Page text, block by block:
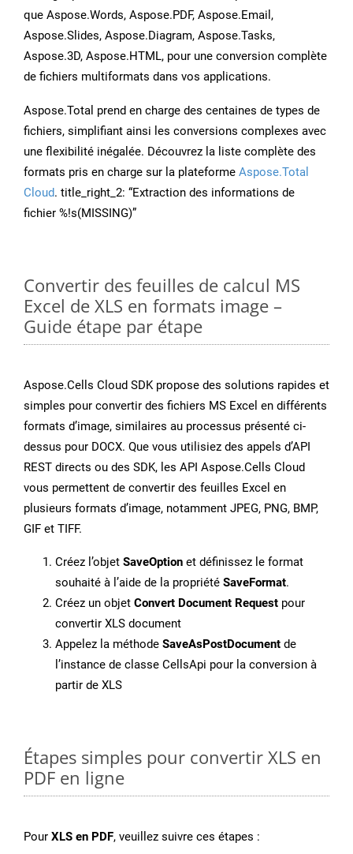
que Aspose.Words, Aspose.PDF, Aspose.Email,
Aspose.Slides, Aspose.Diagram, Aspose.Tasks,
Aspose.3D, Aspose.HTML, pour une conversion complète
de fichiers multiformats dans vos applications.
Aspose.Total prend en charge des centaines de types de
fichiers, simplifiant ainsi les conversions complexes avec
une flexibilité inégalée. Découvrez la liste complète des
formats pris en charge sur la plateforme Aspose.Total
Cloud. title_right_2: “Extraction des informations de
fichier %!s(MISSING)”
Convertir des feuilles de calcul MS
Excel de XLS en formats image –
Guide étape par étape
Aspose.Cells Cloud SDK propose des solutions rapides et
simples pour convertir des fichiers MS Excel en différents
formats d’image, similaires au processus présenté ci-
dessus pour DOCX. Que vous utilisiez des appels d’API
REST directs ou des SDK, les API Aspose.Cells Cloud
vous permettent de convertir des feuilles Excel en
plusieurs formats d’image, notamment JPEG, PNG, BMP,
GIF et TIFF.
Créez l’objet SaveOption et définissez le format
souhaité à l’aide de la propriété SaveFormat.
Créez un objet Convert Document Request pour
convertir XLS document
Appelez la méthode SaveAsPostDocument de
l’instance de classe CellsApi pour la conversion à
partir de XLS
Étapes simples pour convertir XLS en
PDF en ligne
Pour XLS en PDF, veuillez suivre ces étapes :